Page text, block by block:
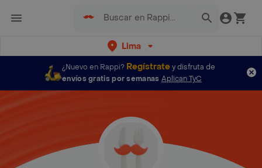
Lima
¿Nuevo en Rappi? Regístratey disfruta de
envíos gratis por semanas Aplican TyC